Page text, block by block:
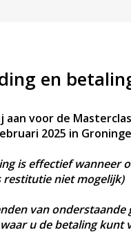
en
aan voor de
2025 in
is effectief wanneer
restitutie niet mogelijk)
van
u de betaling